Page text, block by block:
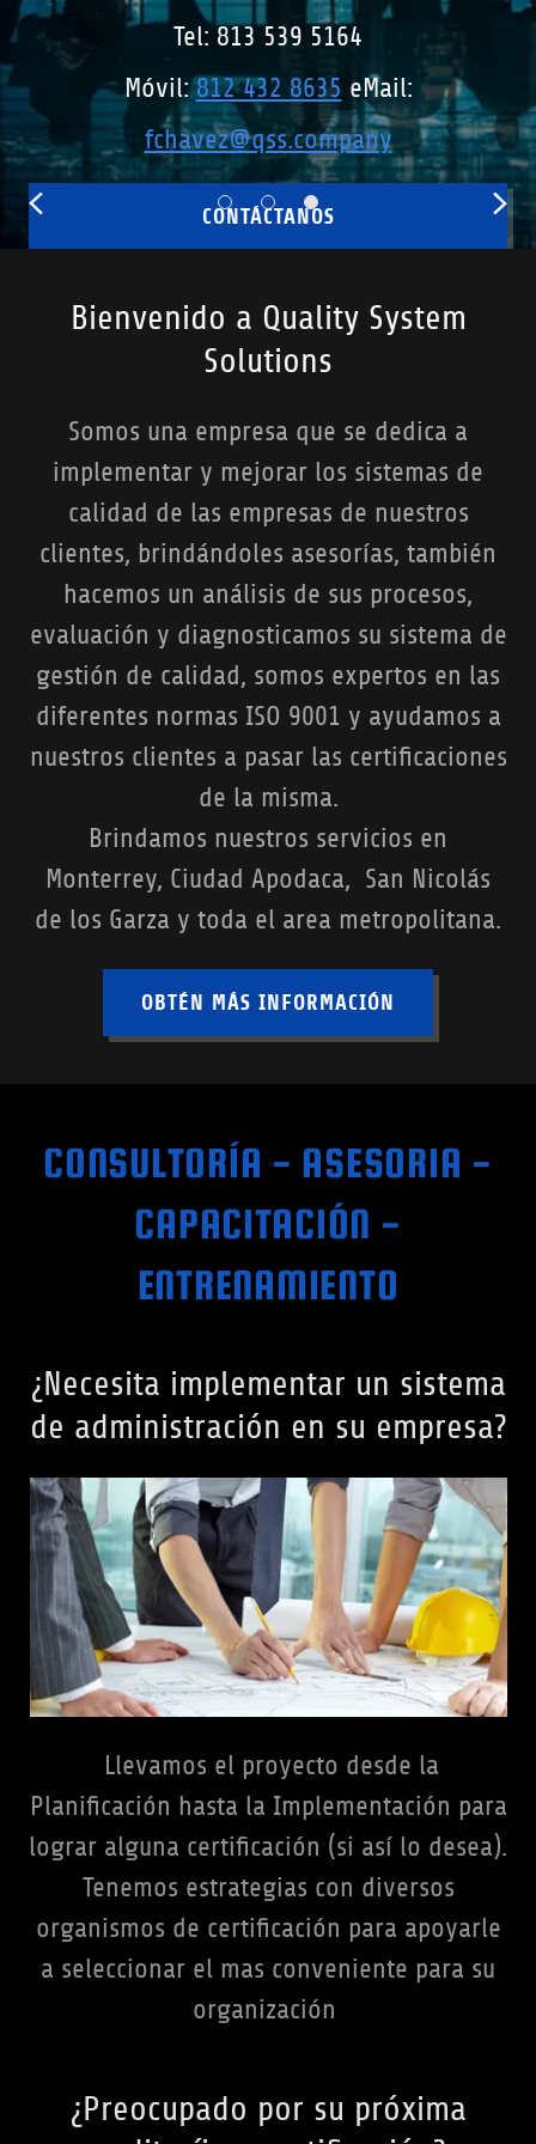
u
e
a
Iniciar
Reservaciones
Mi cuenta
CONTÁCTANOS
organización a niveles de
excelencia
NUESTROS SERVICIOS
Tel: 813 539 5164
Móvil:812 432 8635 eMail:
fchavez@qss.company
CONTÁCTANOS
Bienvenido a Quality System
Solutions
Somos una empresa que se dedica a
implementar y mejorar los sistemas de
calidad de las empresas de nuestros
clientes, brindándoles asesorías, también
hacemos un análisis de sus procesos,
evaluación y diagnosticamos su sistema de
gestión de calidad, somos expertos en las
diferentes normas ISO 9001 y ayudamos a
nuestros clientes a pasar las certificaciones
de la misma.
Brindamos nuestros servicios en
Monterrey, Ciudad Apodaca, San Nicolás
de los Garza y toda el area metropolitana.
OBTÉN MÁS INFORMACIÓN
CONSULTORÍA - ASESORIA -
CAPACITACIÓN -
ENTRENAMIENTO
¿Necesita implementar un sistema
de administración en su empresa?
Llevamos el proyecto desde la
Planificación hasta la Implementación para
lograr alguna certificación (si así lo desea).
Tenemos estrategias con diversos
organismos de certificación para apoyarle
a seleccionar el mas conveniente para su
organización
¿Preocupado por su próxima